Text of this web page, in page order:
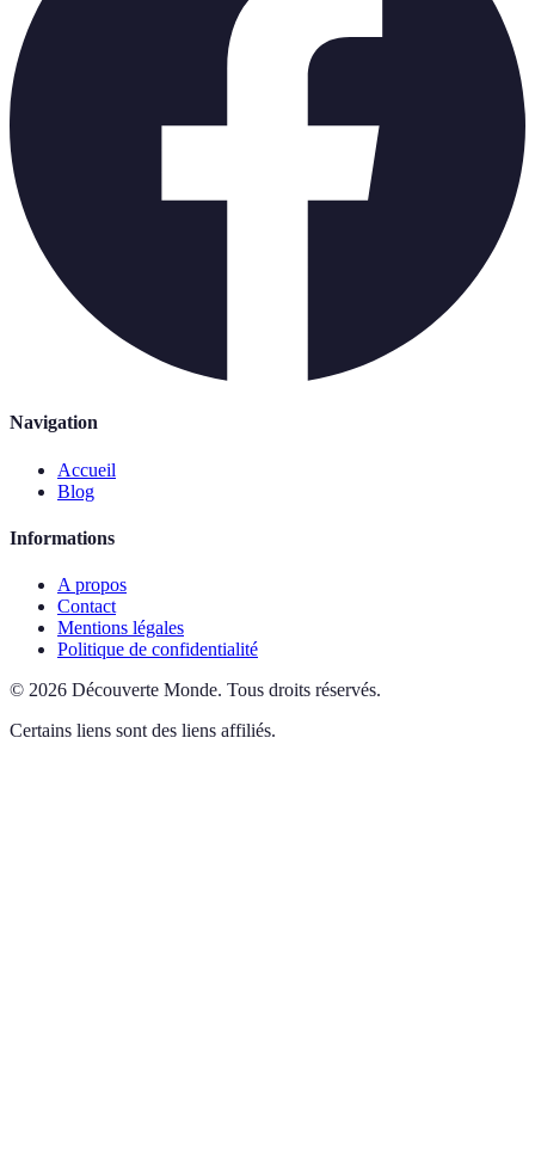
Navigation
Accueil
Blog
Informations
A propos
Contact
Mentions légales
Politique de confidentialité
© 2026 Découverte Monde. Tous droits réservés.
Certains liens sont des liens affiliés.